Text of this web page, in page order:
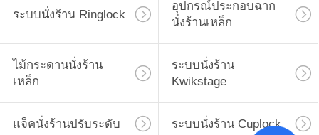
ระบบนั่งร้าน Ringlock
อุปกรณ์ประกอบฉาก
นั่งร้านเหล็ก
ไม้กระดานนั่งร้าน
เหล็ก
ระบบนั่งร้าน
Kwikstage
แจ็คนั่งร้านปรับระดับ ระบบนั่งร้าน Cuplock